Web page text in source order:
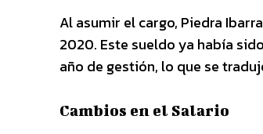
Al asumir el cargo, Piedra
2020. Este sueldo ya había
año de gestión, lo que se
Cambios en el Salario